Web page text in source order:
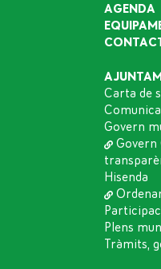
AGENDA
Carta de
Govern
Govern
Hisenda
Plens
Tràmits,